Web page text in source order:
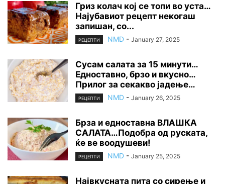
Гриз колач кој се топи во уста…
Најубавиот рецепт некогаш
запишан, со...
РЕЦЕПТИ NMD - January 27, 2025
Сусам салата за 15 минути…
Едноставно, брзо и вкусно…
Прилог за секакво јадење…
РЕЦЕПТИ NMD - January 26, 2025
Брза и едноставна ВЛАШКА
САЛАТА…Подобра од руската,
ќе ве воодушеви!
РЕЦЕПТИ NMD - January 25, 2025
Највкусната пита со сирење и